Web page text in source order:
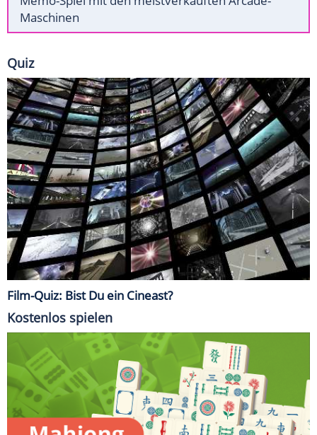
Maschinen
Quiz
Film-Quiz: Bist Du ein Cineast?
Kostenlos spielen